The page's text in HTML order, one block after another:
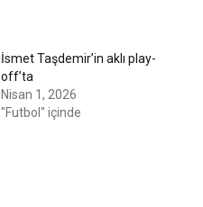
İsmet Taşdemir’in aklı play-
off’ta
Nisan 1, 2026
"Futbol" içinde